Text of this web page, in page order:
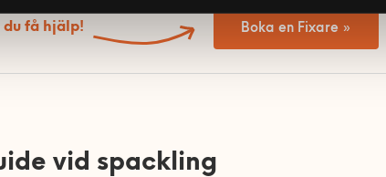
du få hjälp! Boka en Fixare »
vid spackling